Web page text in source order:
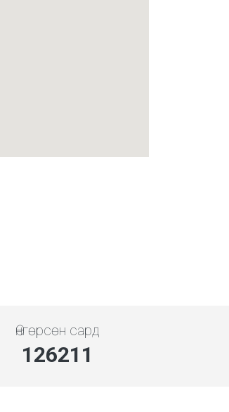
Өнгөрсөн сард
145628